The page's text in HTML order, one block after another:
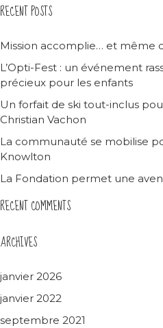
RECENT POSTS
Mission accomplie… et même
L’Opti-Fest : un événement
précieux pour les enfants
Un forfait de ski tout-inclus
Christian Vachon
La communauté se mobilise
Knowlton
La Fondation permet une
RECENT COMMENTS
ARCHIVES
janvier 2026
janvier 2022
septembre 2021